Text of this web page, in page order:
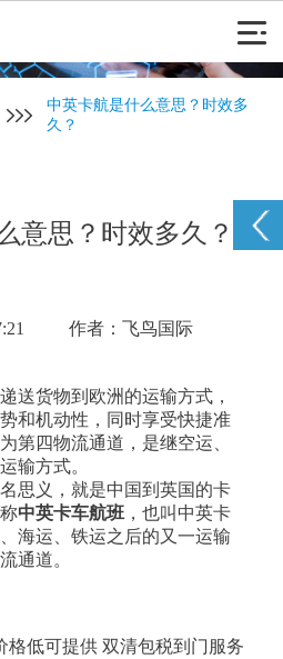
中英卡航是什么意思？时效多
久？
意思？时效多久？
作者：飞鸟国际
送货物到欧洲的运输方式，
和机动性，同时享受快捷准
第四物流通道，是继空运、
输方式。
思义，就是中国到英国的卡
中英卡车航班 ，也叫中英卡
海运、铁运之后的又一运输
通道。
格低可提供 双清包税到门服务